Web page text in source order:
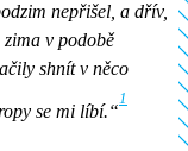
nepřišel, a dřív,
v podobě
shnít v něco
se mi líbí.“
1